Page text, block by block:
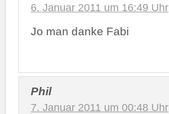
6. Januar 2011 um 16:49 Uhr
Jo man danke Fabi
Phil
7. Januar 2011 um 00:48 Uhr